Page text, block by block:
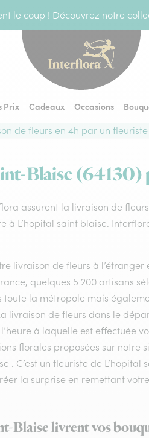
le coup ! Découvrez notre
Prix Cadeaux Occasions
de fleurs en 4h par un
Blaise (64130)
assurent la livraison de
à L’hopital saint blaise.
livraison de fleurs à
quelques 5 200 artisans
la métropole mais
livraison de fleurs dans le
à laquelle est effectuée
florales proposées sur notre
. C’est un fleuriste de
la surprise en remettant
Blaise livrent vos